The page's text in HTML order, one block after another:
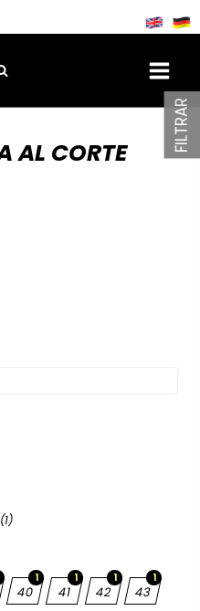
AL CORTE
(1)
1
40
1
41
1
42
1
43
FILTRAR